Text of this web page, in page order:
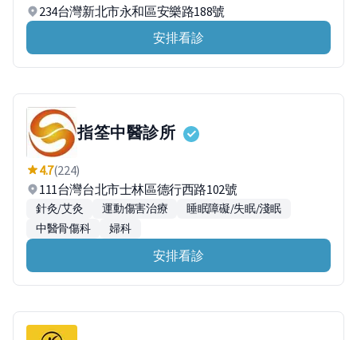
234台灣新北市永和區安樂路188號
安排看診
指筌中醫診所
4.7(224)
111台灣台北市士林區德行西路102號
針灸/艾灸 運動傷害治療
睡眠障礙/失眠/淺眠
中醫骨傷科
婦科
安排看診